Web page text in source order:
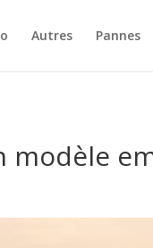
Autres Pannes
modèle